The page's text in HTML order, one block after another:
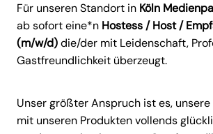
Für unseren Standort in Köln
ab sofort eine*n Hostess / Host /
(m/w/d)die/der mit Leidenschaft,
Gastfreundlichkeit überzeugt.
Unser größter Anspruch ist es,
mit unseren Produkten vollends